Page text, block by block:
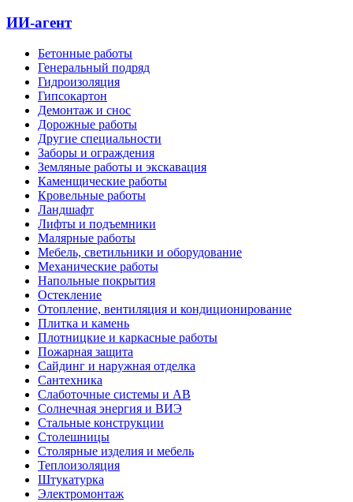
ИИ-агент
Бетонные работы
Генеральный подряд
Гидроизоляция
Гипсокартон
Демонтаж и снос
Дорожные работы
Другие специальности
Заборы и ограждения
Земляные работы и экскавация
Каменщические работы
Кровельные работы
Ландшафт
Лифты и подъемники
Малярные работы
Мебель, светильники и оборудование
Механические работы
Напольные покрытия
Остекление
Отопление, вентиляция и кондиционирование
Плитка и камень
Плотницкие и каркасные работы
Пожарная защита
Сайдинг и наружная отделка
Сантехника
Слаботочные системы и АВ
Солнечная энергия и ВИЭ
Стальные конструкции
Столешницы
Столярные изделия и мебель
Теплоизоляция
Штукатурка
Электромонтаж